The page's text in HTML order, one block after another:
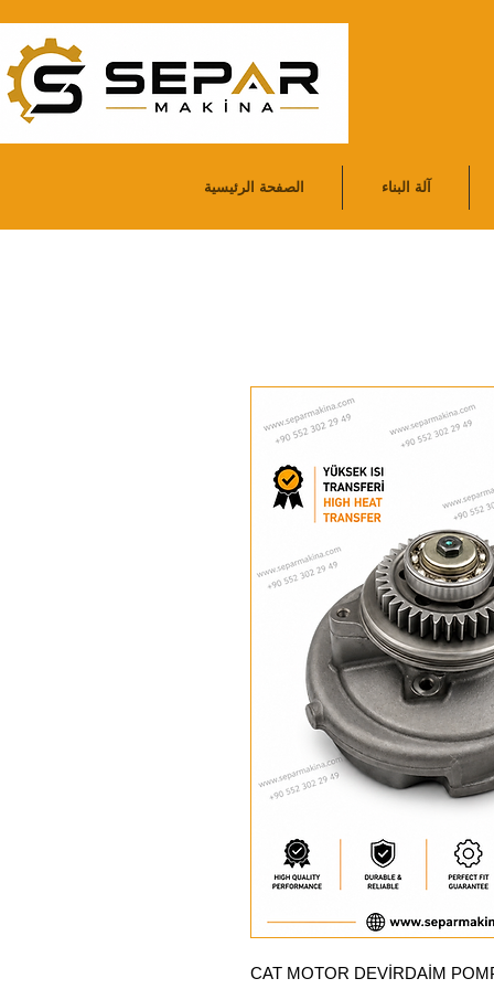
الصفحة الرئيسية آلة البناء
CAT MOTOR DEVİRDAİM